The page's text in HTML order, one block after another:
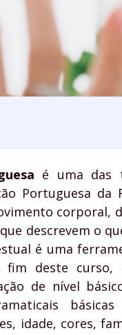
é uma das
Portuguesa da
corporal,
descrevem o
é uma
fim deste curso,
de nível
idade, cores,